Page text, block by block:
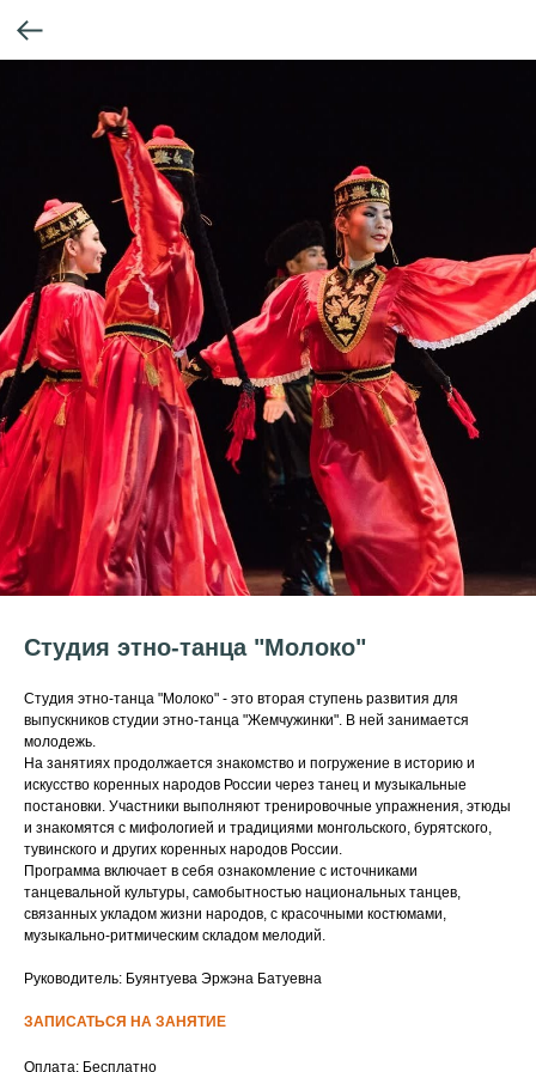
Студия этно-танца "Молоко"
Студия этно-танца "Молоко" - это вторая ступень развития для
выпускников студии этно-танца "Жемчужинки". В ней занимается
молодежь.
На занятиях продолжается знакомство и погружение в историю и
искусство коренных народов России через танец и музыкальные
постановки. Участники выполняют тренировочные упражнения, этюды
и знакомятся с мифологией и традициями монгольского, бурятского,
тувинского и других коренных народов России.
Программа включает в себя ознакомление с источниками
танцевальной культуры, самобытностью национальных танцев,
связанных укладом жизни народов, с красочными костюмами,
музыкально-ритмическим складом мелодий.
Руководитель: Буянтуева Эржэна Батуевна
ЗАПИСАТЬСЯ НА ЗАНЯТИЕ
Оплата: Бесплатно